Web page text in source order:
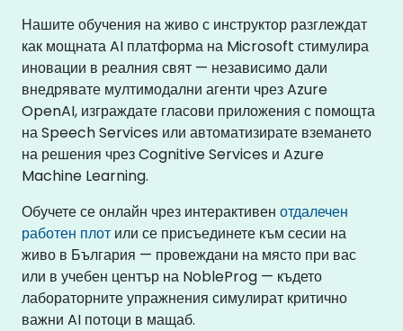
Нашите обучения на живо с инструктор разглеждат
как мощната AI платформа на Microsoft стимулира
иновации в реалния свят — независимо дали
внедрявате мултимодални агенти чрез Azure
OpenAI, изграждате гласови приложения с помощта
на Speech Services или автоматизирате вземането
на решения чрез Cognitive Services и Azure
Machine Learning.
Обучете се онлайн чрез интерактивен отдалечен
работен плот или се присъединете към сесии на
живо в България — провеждани на място при вас
или в учебен център на NobleProg — където
лабораторните упражнения симулират критично
важни AI потоци в мащаб.